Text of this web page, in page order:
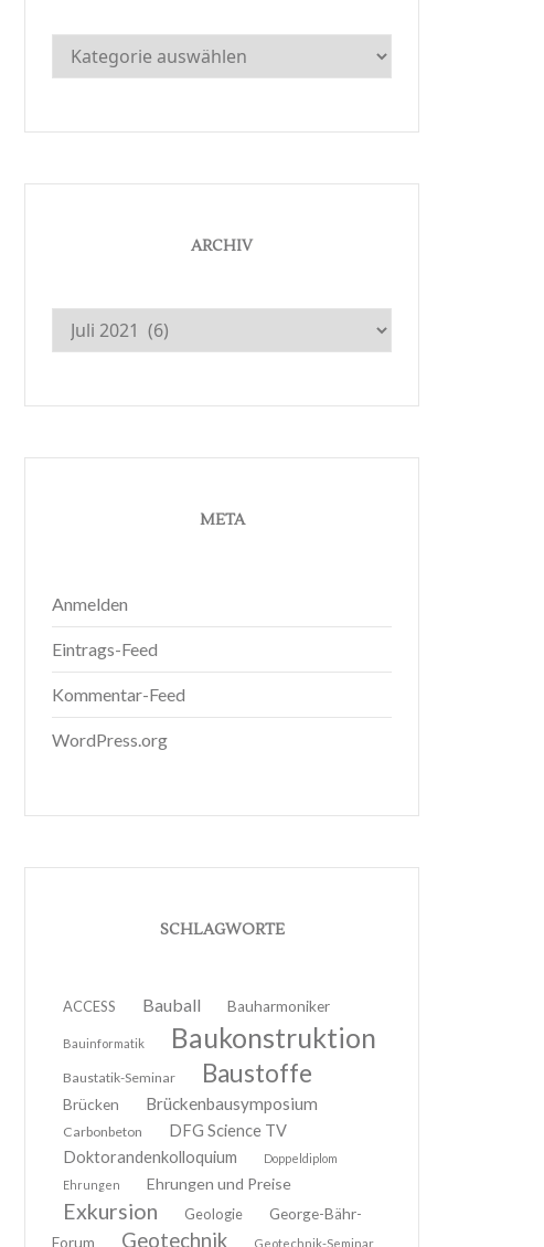
Kategorien
ARCHIV
Archiv
META
Anmelden
Eintrags-Feed
Kommentar-Feed
WordPress.org
SCHLAGWORTE
ACCESS Bauball Bauharmoniker
Bauinformatik Baukonstruktion
Baustatik-Seminar Baustoffe
Brücken Brückenbausymposium
Carbonbeton
DFG Science TV
Doktorandenkolloquium
Doppeldiplom
Ehrungen
Ehrungen und Preise
Exkursion Geologie
George-Bähr-
Forum
Geotechnik Geotechnik-Seminar